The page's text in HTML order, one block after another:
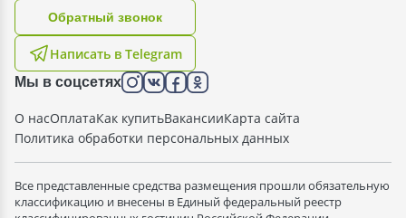
Написать в Telegram
Oбратный звонок
Мы в соцсетях
О насОплатаКак купитьВакансииКарта сайта
Политика обработки персональных данных
Все представленные средства размещения прошли обязательную
классификацию и внесены в Единый федеральный реестр